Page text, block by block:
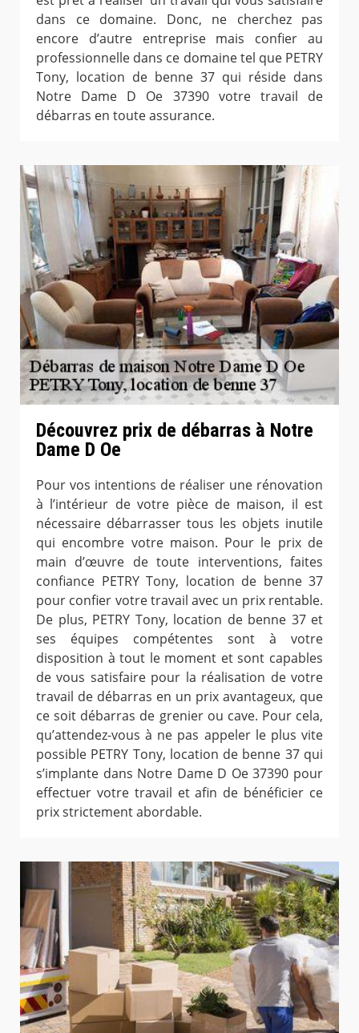
dans ce domaine. Donc, ne cherchez pas
encore d’autre entreprise mais confier au
professionnelle dans ce domaine tel que PETRY
Tony, location de benne 37 qui réside dans
Notre Dame D Oe 37390 votre travail de
débarras en toute assurance.
Découvrez prix de débarras à Notre
Dame D Oe
Pour vos intentions de réaliser une rénovation
à l’intérieur de votre pièce de maison, il est
nécessaire débarrasser tous les objets inutile
qui encombre votre maison. Pour le prix de
main d’œuvre de toute interventions, faites
confiance PETRY Tony, location de benne 37
pour confier votre travail avec un prix rentable.
De plus, PETRY Tony, location de benne 37 et
ses équipes compétentes sont à votre
disposition à tout le moment et sont capables
de vous satisfaire pour la réalisation de votre
travail de débarras en un prix avantageux, que
ce soit débarras de grenier ou cave. Pour cela,
qu’attendez-vous à ne pas appeler le plus vite
possible PETRY Tony, location de benne 37 qui
s’implante dans Notre Dame D Oe 37390 pour
effectuer votre travail et afin de bénéficier ce
prix strictement abordable.